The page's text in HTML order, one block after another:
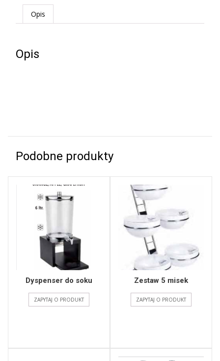
Opis
Opis
Podobne produkty
Dyspenser do soku
ZAPYTAJ O PRODUKT
Zestaw 5 misek
ZAPYTAJ O PRODUKT